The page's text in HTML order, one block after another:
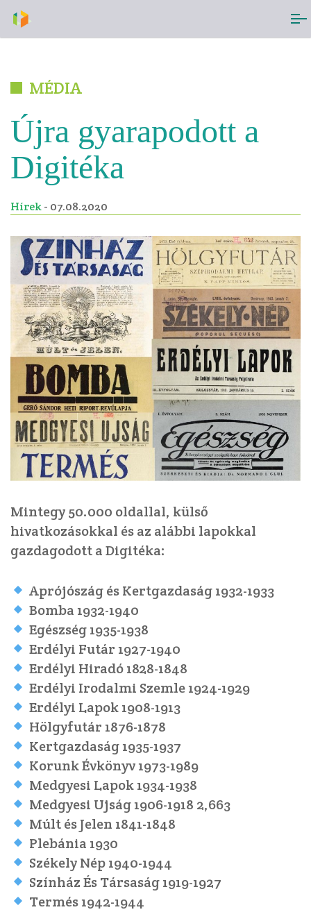
MÉDIA
Újra gyarapodott a
Digitéka
Hírek- 07.08.2020
Mintegy 50.000 oldallal, külső
hivatkozásokkal és az alábbi lapokkal
gazdagodott a Digitéka:
Aprójószág és Kertgazdaság 1932-1933
Bomba 1932-1940
Egészség 1935-1938
Erdélyi Futár 1927-1940
Erdélyi Hiradó 1828-1848
Erdélyi Irodalmi Szemle 1924-1929
Erdélyi Lapok 1908-1913
Hölgyfutár 1876-1878
Kertgazdaság 1935-1937
Korunk Évkönyv 1973-1989
Medgyesi Lapok 1934-1938
Medgyesi Ujság 1906-1918 2,663
Múlt és Jelen 1841-1848
Plebánia 1930
Székely Nép 1940-1944
Színház És Társaság 1919-1927
Termés 1942-1944